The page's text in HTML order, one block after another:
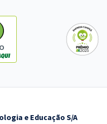
e Educação S/A